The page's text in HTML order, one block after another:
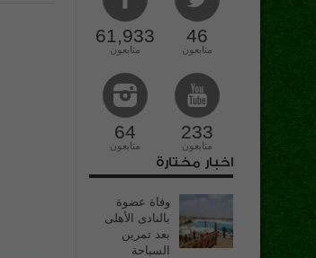
46
متابعون
61,933
متابعون
233
متابعون
64
متابعون
اخبار مختارة
وفاة عضوة
بالنادى الأهلى
بعد تمرين
السباحة